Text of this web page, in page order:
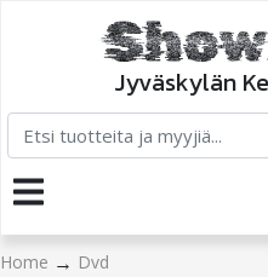
Jyväskylän
Home → Dvd